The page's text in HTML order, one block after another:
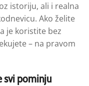
istoriju, ali i realna
Ako želite
je koristite bez
– na pravom
svi pominju